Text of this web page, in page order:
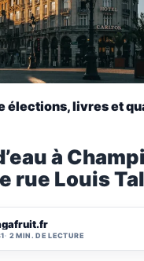
élections, livres et
à
rue Louis
2 MIN. DE LECTURE